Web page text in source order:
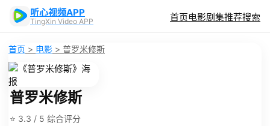
听心视频APP
TingXin Video APP 首页电影剧集推荐搜索
首页 > 电影 > 普罗米修斯
普罗米修斯
⭐ 3.3 / 5 综合评分